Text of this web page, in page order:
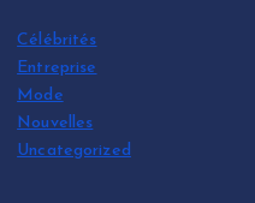
Célébrités
Entreprise
Mode
Nouvelles
Uncategorized